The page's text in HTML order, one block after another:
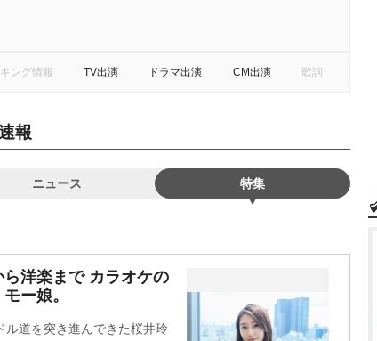
ング情報 TV出演 ドラマ出演 CM出演 歌詞
報
ニュース 特集
洋楽まで カラオケの
ー娘。
道を突き進んできた桜井玲